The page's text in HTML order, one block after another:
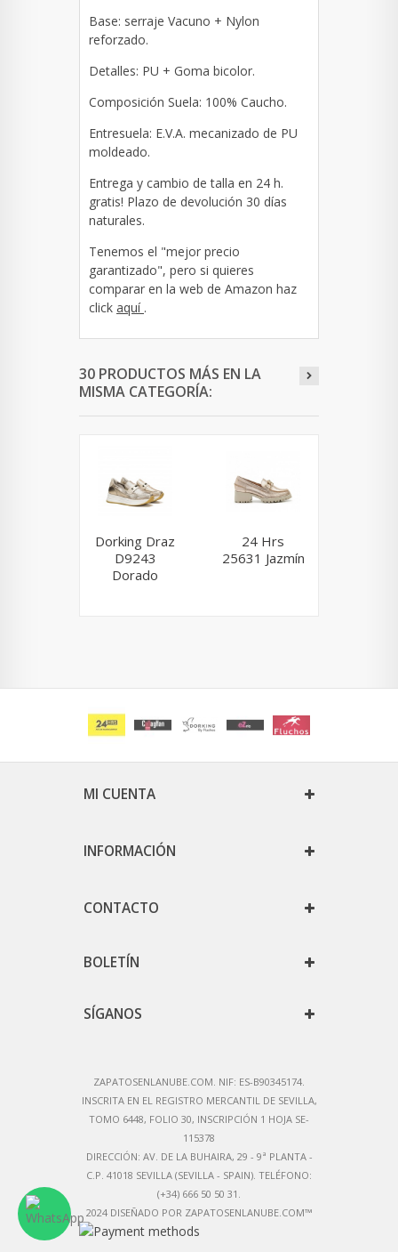
Base: serraje Vacuno + Nylon
reforzado.
Detalles: PU + Goma bicolor.
Composición Suela: 100% Caucho.
Entresuela: E.V.A. mecanizado de PU
moldeado.
Entrega y cambio de talla en 24 h.
gratis! Plazo de devolución 30 días
naturales.
Tenemos el "mejor precio
garantizado", pero si quieres
comparar en la web de Amazon haz
click aquí .
30 PRODUCTOS MÁS EN LA
MISMA CATEGORÍA:
Dorking Draz
D9243
Dorado
24 Hrs
25631 Jazmín
MI CUENTA
INFORMACIÓN
CONTACTO
BOLETÍN
SÍGANOS
ZAPATOSENLANUBE.COM. NIF: ES-B90345174.
INSCRITA EN EL REGISTRO MERCANTIL DE SEVILLA,
TOMO 6448, FOLIO 30, INSCRIPCIÓN 1 HOJA SE-
115378
DIRECCIÓN: AV. DE LA BUHAIRA, 29 - 9ª PLANTA -
C.P. 41018 SEVILLA (SEVILLA - SPAIN). TELÉFONO:
(+34) 666 50 50 31.
2024 DISEÑADO POR ZAPATOSENLANUBE.COM™